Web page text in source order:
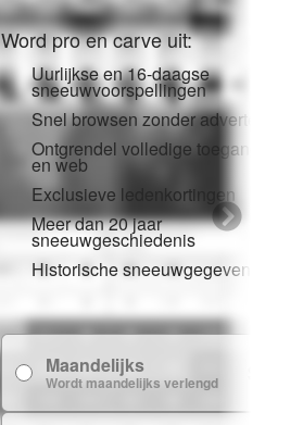
Word pro en carve uit:
Uurlijkse en 16-daagse
sneeuwvoorspellingen
Snel browsen zonder advertenties
Ontgrendel volledige toegang in
en web
Exclusieve ledenkortingen
Meer dan 20 jaar
sneeuwgeschiedenis
Historische sneeuwgegevens
Maandelijks
Wordt maandelijks verlengd